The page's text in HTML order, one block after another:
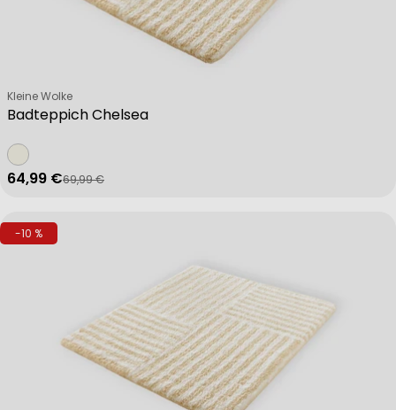
Badteppich Chelsea
Verkäufer:
Kleine Wolke
Verkaufspreis
64,99 €
Regulärer Preis
69,99 €
-10 %